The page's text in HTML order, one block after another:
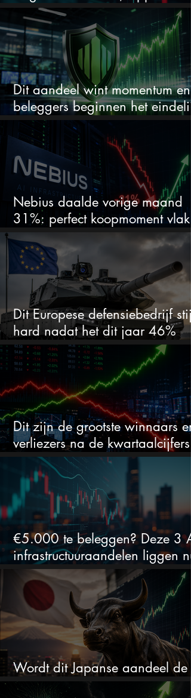
Materials en de zwaarste AI-test
Dit aandeel wint momentum en
beleggers beginnen het eindelijk
te zien
Nebius daalde vorige maand
31%: perfect koopmoment vlak
voor kwartaalcijfers?
Dit Europese defensiebedrijf
hard nadat het dit jaar 46%
daalde: mooie koopkans?
Dit zijn de grootste winnaars en
verliezers na de kwartaalcijfers
(2 springen eruit)
€5.000 te beleggen? Deze 3
infrastructuuraandelen liggen nu
in de uitverkoop
Wordt dit Japanse aandeel de
comeback kid van 2026?